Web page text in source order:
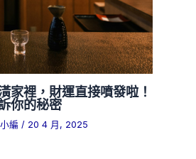
家裡，財運直接噴發啦！
你的秘密
編/ 20 4 月, 2025